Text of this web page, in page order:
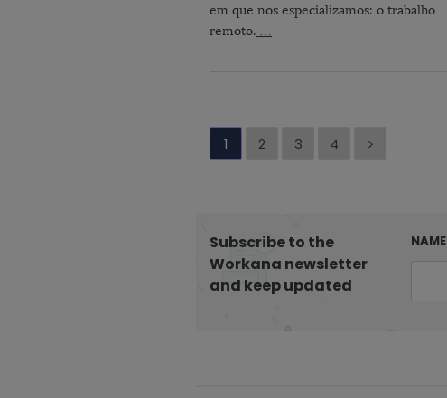
em que nos especializamos: o trabalho
remoto. …
P
a
n
a
ç
1 2 3 4
Subscribe to the
Workana newsletter
and keep updated
NAME